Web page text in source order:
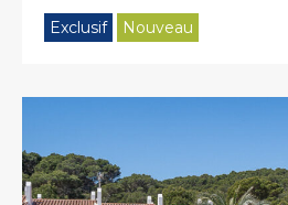
Exclusif Nouveau